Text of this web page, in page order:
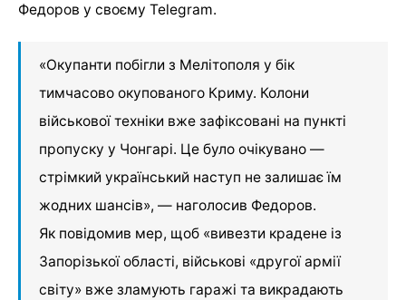
Федоров у своєму Telegram.
«Окупанти побігли з Мелітополя у бік
тимчасово окупованого Криму. Колони
військової техніки вже зафіксовані на пункті
пропуску у Чонгарі. Це було очікувано —
стрімкий український наступ не залишає їм
жодних шансів», — наголосив Федоров.
Як повідомив мер, щоб «вивезти крадене із
Запорізької області, військові «другої армії
світу» вже зламують гаражі та викрадають